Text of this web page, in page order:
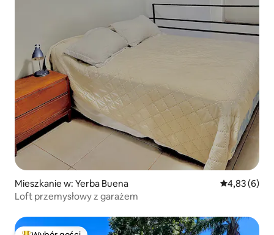
Mieszkanie w: Yerba Buena Średnia
4,83 (6)
Loft przemysłowy z garażem